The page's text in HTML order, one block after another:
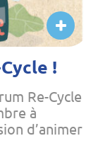
!
Re-Cycle
à
d’animer